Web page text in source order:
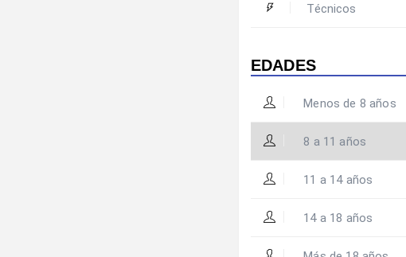
Técnicos
EDADES
Menos de 8 años
8 a 11 años
11 a 14 años
14 a 18 años